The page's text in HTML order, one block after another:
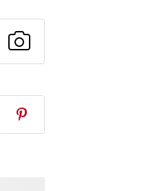
ad un
la ricetta
Pubblica